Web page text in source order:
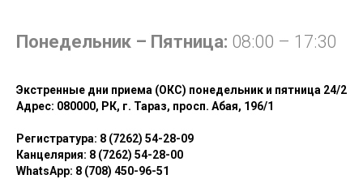
Понедельник – Пятница: 08:00 – 17:30
Экстренные дни приема (ОКС) понедельник и пятница 24/2
Адрес: 080000, РК, г. Тараз, просп. Абая, 196/1
Регистратура: 8 (7262) 54-28-09
Канцелярия: 8 (7262) 54-28-00
WhatsApp: 8 (708) 450-96-51